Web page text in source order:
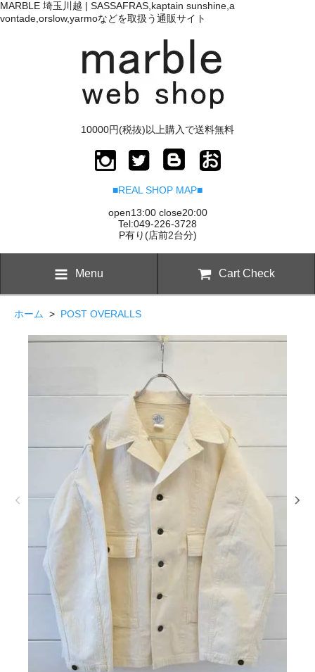
MARBLE 埼玉川越 | SASSAFRAS,kaptain sunshine,a
vontade,orslow,yarmoなどを取扱う通販サイト
10000円(税抜)以上購入で送料無料
■REAL SHOP MAP■
open13:00 close20:00
Tel:049-226-3728
P有り(店前2台分)
Menu Cart Check
ホーム > POST OVERALLS